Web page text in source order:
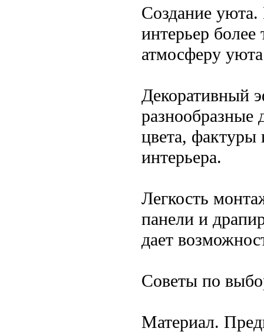
Создание уюта.
интерьер
атмосферу
Декоративный
разнообразные
цвета, фактуры
интерьера.
Легкость
панели и
дает
Советы по
Материал.